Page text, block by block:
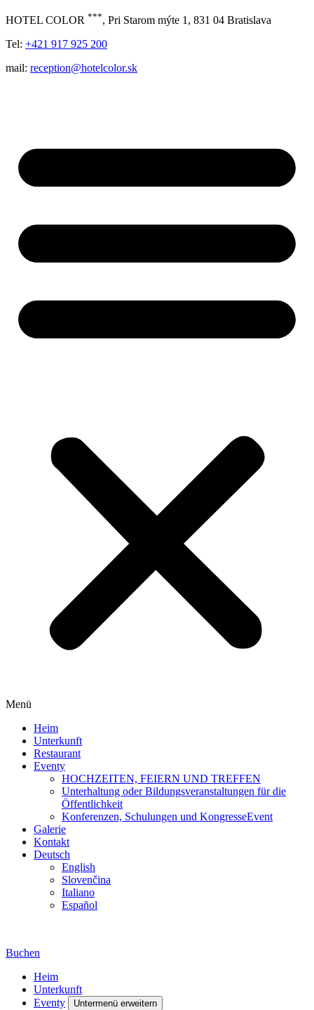
HOTEL COLOR ***, Pri Starom mýte 1, 831 04 Bratislava
Tel: +421 917 925 200
mail: reception@hotelcolor.sk
Menü
Heim
Unterkunft
Restaurant
Eventy
HOCHZEITEN, FEIERN UND TREFFEN
Unterhaltung oder Bildungsveranstaltungen für die
Öffentlichkeit
Konferenzen, Schulungen und KongresseEvent
Galerie
Kontakt
Deutsch
English
Slovenčina
Italiano
Español
Buchen
Heim
Unterkunft
Eventy
Untermenü erweitern